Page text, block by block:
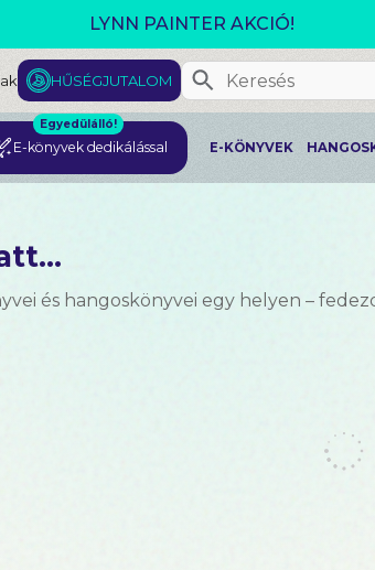
L. J. SHEN: LEGVADABB ÁLMAIMBAN
HŰSÉGJUTALOM
E-könyvek dedikálással
Egyedülálló!
E-KÖNYVEK
és hangoskönyvei egy helyen –